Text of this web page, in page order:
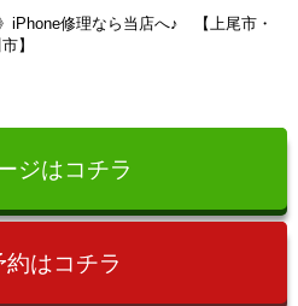
iPhone修理なら当店へ♪ 【上尾市・
】
ジはコチラ
約はコチラ